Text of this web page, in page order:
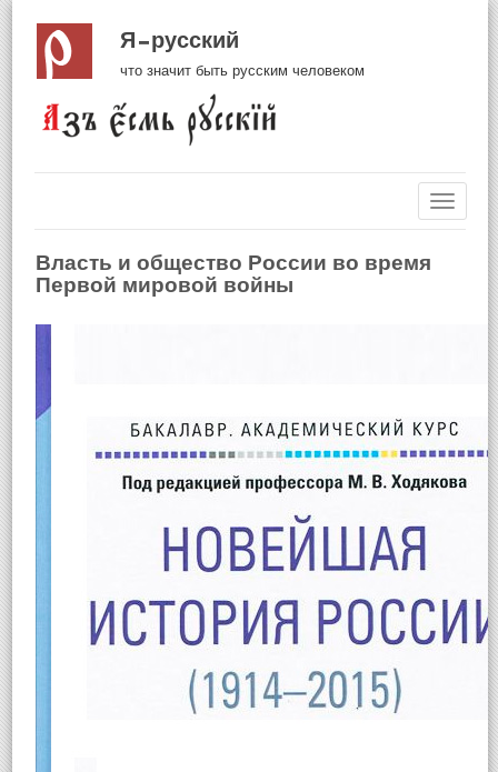
Я русский
что значит быть русским человеком
Власть и общество России во время
Первой мировой войны